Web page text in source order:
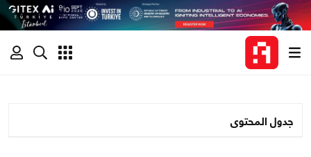
جدول المحتوى